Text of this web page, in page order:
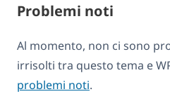
Problemi noti
Al momento, non ci sono
irrisolti tra questo tema e
problemi noti.